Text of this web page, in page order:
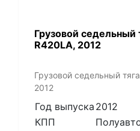
Грузовой седельный
R420LA, 2012
Грузовой седельный
2012
Год выпуска 2012
КПП